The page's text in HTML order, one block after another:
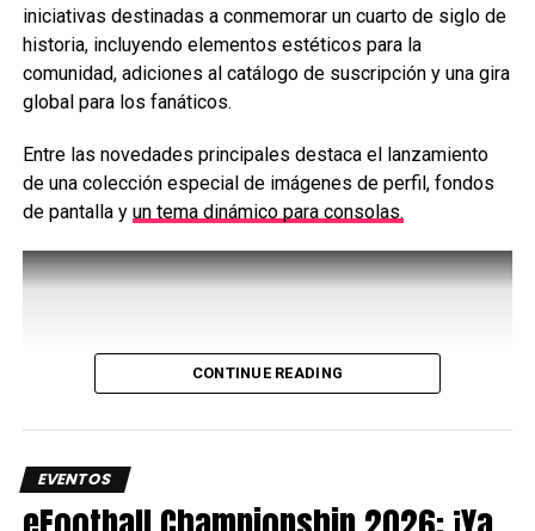
celebrará en Brasil el próximo año.
Esta será la tercera edición de la EWC en contar con
una competencia de Rainbow Six Siege, lo que refleja
El torneo se disputará en dos fases de Play-in, una fase
de grupos y unos playoffs. La gran final se celebrará el 15
Latam y Brasil presentes en
Rainbow Six Siege de la Esports
World Cup
país más exitoso en la historia del shooter táctico de
Ubisoft y busca reafirmar su dominio en este ecosistema
iniciativas destinadas a conmemorar un cuarto de siglo de
historia, incluyendo elementos estéticos para la
comunidad, adiciones al catálogo de suscripción y una gira
global para los fanáticos.
Entre las novedades principales destaca el lanzamiento
de una colección especial de imágenes de perfil, fondos
de pantalla y un tema dinámico para consolas.
CONTINUE READING
EVENTOS